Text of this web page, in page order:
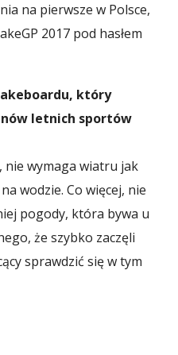
na pierwsze w Polsce,
2017 pod hasłem
który
letnich sportów
nie wymaga wiatru jak
wodzie. Co więcej, nie
pogody, która bywa u
że szybko zaczęli
sprawdzić się w tym